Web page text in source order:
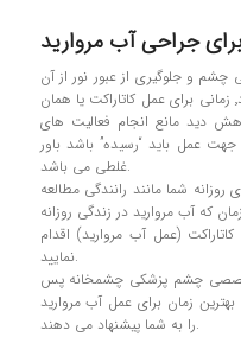
و جلوگیری از عبور نور از آن
و در نهایت کدر شدن و کاهش دید می شود٬ زمانی برای عمل کاتاراکت یا همان
دید مانع انجام فعاليت هاي
عمل باید “رسيده” باشد باور
غلطی می باشد.
روزانه شما مانند رانندگی مطالعه
که آب مروارید در زندگی روزانه
(عمل آب مروارید) اقدام
نمایید.
چشم پزشکی چشمخانه پس
زمان برای عمل آب مروارید
را به شما پیشنهاد می دهند.